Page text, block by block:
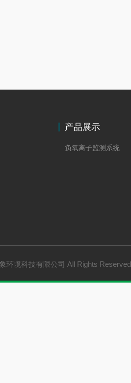
产品展示
负氧离子监测系统
环境科技有限公司 All Rights